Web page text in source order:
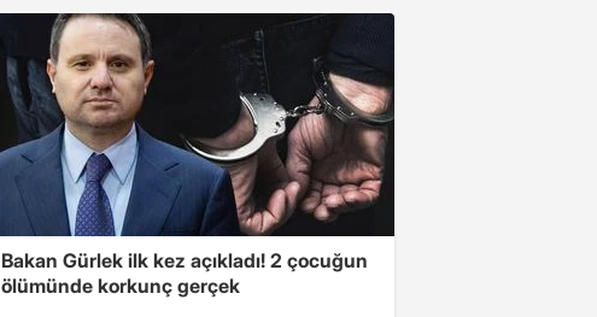
Bakan Gürlek ilk kez açıkladı! 2 çocuğun
ölümünde korkunç gerçek